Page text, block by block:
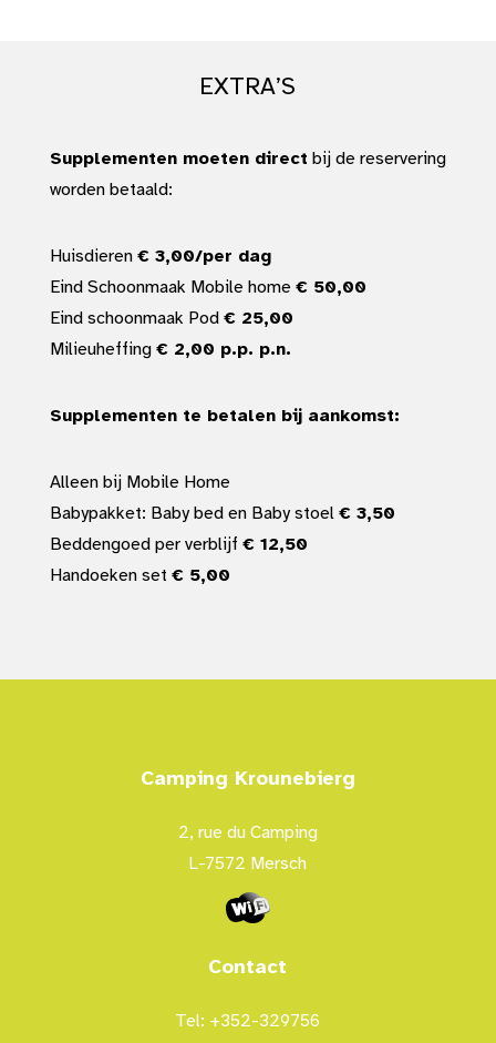
EXTRA’S
Supplementen moeten direct bij de reservering
worden betaald:
Huisdieren € 3,00/per dag
Eind Schoonmaak Mobile home € 50,00
Eind schoonmaak Pod € 25,00
Milieuheffing € 2,00 p.p. p.n.
Supplementen te betalen bij aankomst:
Alleen bij Mobile Home
Babypakket: Baby bed en Baby stoel € 3,50
Beddengoed per verblijf € 12,50
Handoeken set € 5,00
Camping Krounebierg
2, rue du Camping
L-7572 Mersch
Contact
Tel: +352-329756